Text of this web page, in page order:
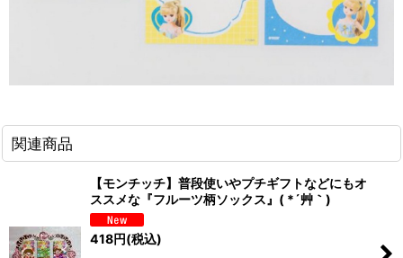
関連商品
【モンチッチ】普段使いやプチギフトなどにもオ
ススメな『フルーツ柄ソックス』( *´艸｀)
418円(税込)